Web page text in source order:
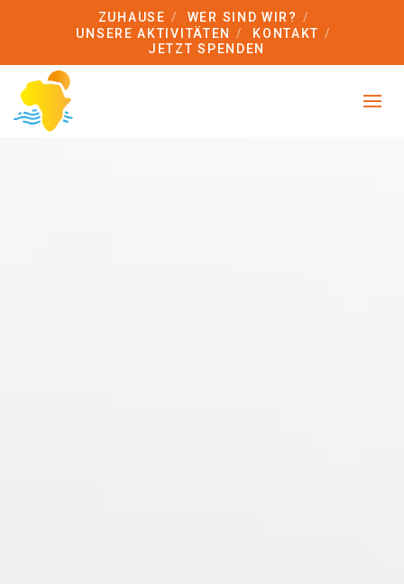
ZUHAUSE
WER SIND WIR?
UNSERE AKTIVITÄTEN
KONTAKT
JETZT SPENDEN